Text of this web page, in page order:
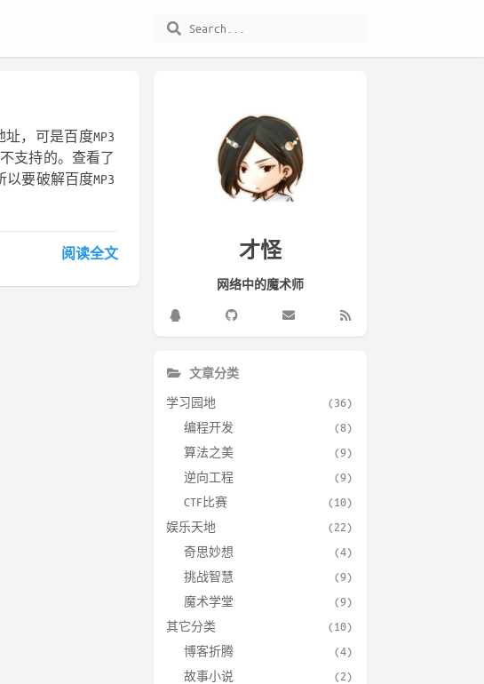
，可是百度MP3
支持的。查看了
要破解百度MP3
阅读全文 才怪
网络中的魔术师
文章分类
学习园地
(36)
编程开发
(8)
算法之美
(9)
逆向工程
(9)
CTF比赛
(10)
娱乐天地
(22)
奇思妙想
(4)
挑战智慧
(9)
魔术学堂
(9)
其它分类
(10)
博客折腾
(4)
故事小说
(2)